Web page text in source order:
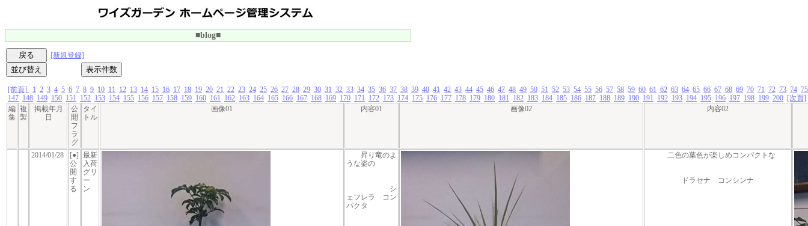
■blog■
[新規登録]
[前頁] 1 2 3 4 5 6 7 8 9 10 11 12 13 14 15 16 17 18 19 20 21 22 23 24 25 26 27 28 29 30 31 32 33 34 35 36 37 38 39 40 41 42 43 44 45 46 47 48 49 50 51 52 53 54 55 56 57 58 59 60 61 62 63 64 65 66 67 68 69 70 71 72 73 74 75
147 148 149 150 151 152 153 154 155 156 157 158 159 160 161 162 163 164 165 166 167 168 169 170 171 172 173 174 175 176 177 178 179 180 181 182 183 184 185 186 187 188 189 190 191 192 193 194 195 196 197 198 199 200 [次頁]
編
集
複
製
掲載年月
日
公
開
フ
ラ
グ
タイ
トル
画像01 内容01 画像02 内容02
2014/01/28
[●]
公
開
す
る
最新
入荷
グリ
ー
ン
昇り竜のよ
うな姿の
シ
ェフレラ コン
パクタ
二色の葉色が楽しめコンパクトな
ドラセナ コンシンナ